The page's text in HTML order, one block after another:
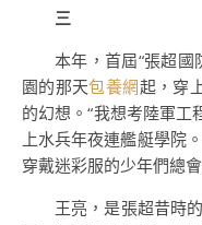
三
本年，首屆“張超
園的那天包養網起，穿
的幻想。“我想考陸軍工
上水兵年夜連艦艇學院
穿戴迷彩服的少年們總
王亮，是張超昔時